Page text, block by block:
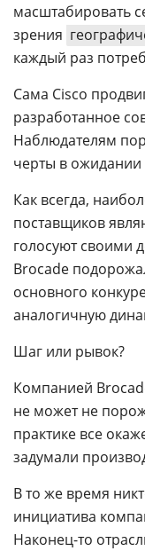
масштабировать
зрения
каждый раз
Сама Cisco
разработанное
Наблюдателям
черты в ожидании
Как всегда,
поставщиков
голосуют своими
Brocade
основного
аналогичную
Шаг или рывок?
Компанией
не может не
практике все
задумали
В то же время
инициатива
Наконец-то